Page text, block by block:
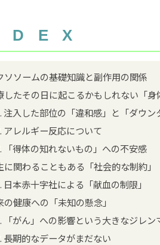
ソームの基礎知識と副作用の関係
たその日に起こるかもしれない「身
注入した部位の「違和感」と「ダウン
アレルギー反応について
「得体の知れないもの」への不安感
関わることもある「社会的な制約」
日本赤十字社による「献血の制限」
健康への「未知の懸念」
「がん」への影響という大きなジレン
長期的なデータがまだない